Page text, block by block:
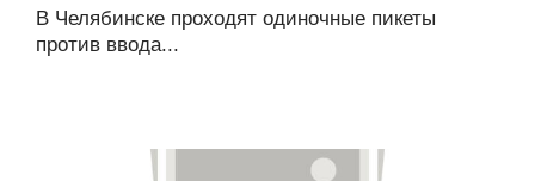
В Челябинске проходят одиночные пикеты
против ввода...